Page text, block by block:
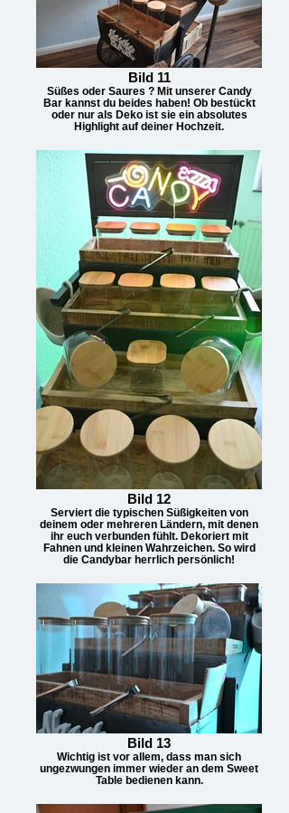
Bild 11
Süßes oder Saures ? Mit unserer Candy
Bar kannst du beides haben! Ob bestückt
oder nur als Deko ist sie ein absolutes
Highlight auf deiner Hochzeit.
Bild 12
Serviert die typischen Süßigkeiten von
deinem oder mehreren Ländern, mit denen
ihr euch verbunden fühlt. Dekoriert mit
Fahnen und kleinen Wahrzeichen. So wird
die Candybar herrlich persönlich!
Bild 13
Wichtig ist vor allem, dass man sich
ungezwungen immer wieder an dem Sweet
Table bedienen kann.